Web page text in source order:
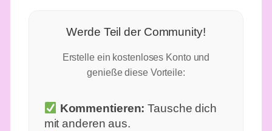
Werde Teil der Community!
Erstelle ein kostenloses Konto und
genieße diese Vorteile:
Kommentieren: Tausche dich
mit anderen aus.